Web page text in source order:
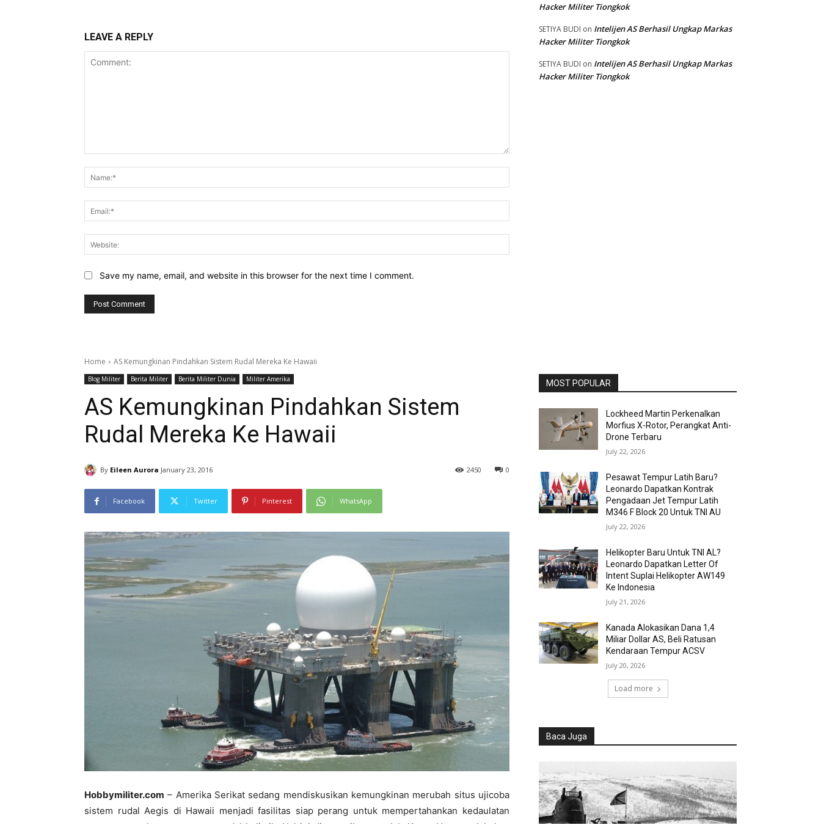
LEAVE A REPLY
Save my name, email, and website in this browser for the next time I comment.
Hacker Militer Tiongkok
SETIYA BUDI on Intelijen AS Berhasil Ungkap Markas
Hacker Militer Tiongkok
SETIYA BUDI on Intelijen AS Berhasil Ungkap Markas
Hacker Militer Tiongkok